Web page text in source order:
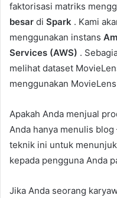
faktorisasi matriks
besar di Spark . Kami
menggunakan instans
Services (AWS) .
melihat dataset
menggunakan
Apakah Anda menjual
Anda hanya menulis
teknik ini untuk
kepada pengguna Anda
Jika Anda seorang